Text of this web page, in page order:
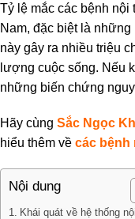
Tỷ lệ mắc các bệnh
Nam, đặc biệt là
này gây ra nhiều triệu
lượng cuộc sống. Nếu
những biến chứng
Hãy cùng Sắc Ngọc
hiểu thêm về các bệnh
Nội dung
Khái quát về hệ thống